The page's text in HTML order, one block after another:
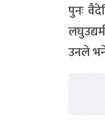
पुनः
उनले